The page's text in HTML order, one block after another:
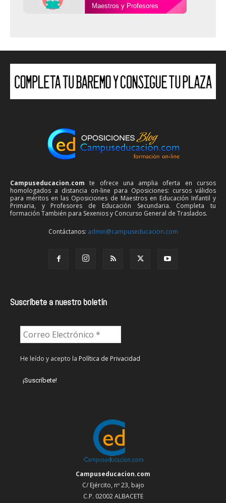
Maestros y Profesores
Campuseducacion.com te ofrece una amplia oferta en cursos
homologados a distancia on-line para Oposiciones: cursos válidos
para méritos en las Oposiciones de Maestros en Educación Infantil y
Primaria, y Profesores de Educación Secundaria. Completa tu
formación También para Sexenios y Concurso General de Traslados.
Contáctanos: admin@campuseducacion.com
Suscríbete a nuestro boletín
He leído y acepto la Política de Privacidad
Campuseducacion.com
C/ Ejército, nº 23, bajo
C.P. 02002 ALBACETE